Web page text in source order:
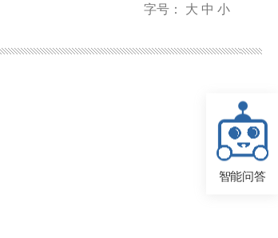
字号： 大 中 小
智能问答